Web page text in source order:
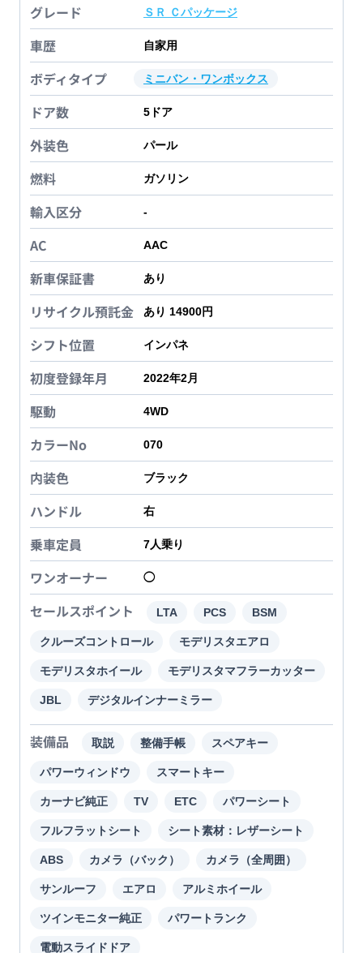
グレード ＳＲ Ｃパッケージ
車歴 自家用
ボディタイプ ミニバン・ワンボックス
ドア数 5 ドア
外装色 パール
燃料 ガソリン
輸入区分 -
AC AAC
新車保証書 あり
リサイクル預託金 あり 14900円
シフト位置 インパネ
初度登録年月 2022年2月
駆動 4WD
カラーNo 070
内装色 ブラック
ハンドル 右
乗車定員 7人乗り
ワンオーナー ◯
セールスポイント LTA PCS BSM
クルーズコントロール モデリスタエアロ
モデリスタホイール モデリスタマフラーカッター
JBL デジタルインナーミラー
装備品 取説 整備手帳 スペアキー
パワーウィンドウ スマートキー
カーナビ純正 TV ETC パワーシート
フルフラットシート シート素材：レザーシート
ABS カメラ（バック） カメラ（全周囲）
サンルーフ エアロ アルミホイール
ツインモニター純正 パワートランク
電動スライドドア